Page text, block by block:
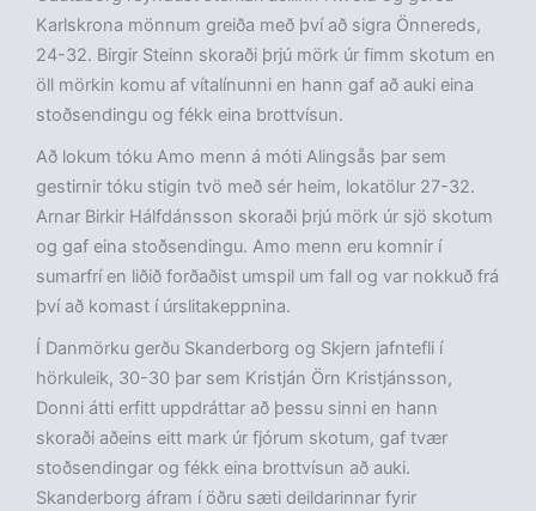
Karlskrona mönnum greiða með því að sigra Önnereds,
24-32. Birgir Steinn skoraði þrjú mörk úr fimm skotum en
öll mörkin komu af vítalínunni en hann gaf að auki eina
stoðsendingu og fékk eina brottvísun.
Að lokum tóku Amo menn á móti Alingsås þar sem
gestirnir tóku stigin tvö með sér heim, lokatölur 27-32.
Arnar Birkir Hálfdánsson skoraði þrjú mörk úr sjö skotum
og gaf eina stoðsendingu. Amo menn eru komnir í
sumarfrí en liðið forðaðist umspil um fall og var nokkuð frá
því að komast í úrslitakeppnina.
Í Danmörku gerðu Skanderborg og Skjern jafntefli í
hörkuleik, 30-30 þar sem Kristján Örn Kristjánsson,
Donni átti erfitt uppdráttar að þessu sinni en hann
skoraði aðeins eitt mark úr fjórum skotum, gaf tvær
stoðsendingar og fékk eina brottvísun að auki.
Skanderborg áfram í öðru sæti deildarinnar fyrir